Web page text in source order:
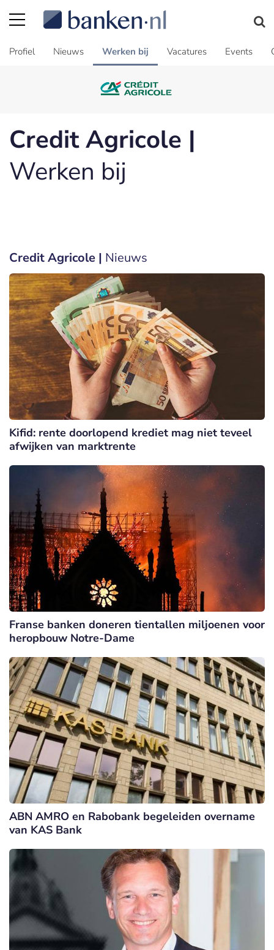
Profiel Nieuws Werken bij Vacatures Events
Credit Agricole |
Werken bij
Credit Agricole | Nieuws
Kifid: rente doorlopend krediet mag niet teveel
afwijken van marktrente
Franse banken doneren tientallen miljoenen voor
heropbouw Notre-Dame
ABN AMRO en Rabobank begeleiden overname
van KAS Bank